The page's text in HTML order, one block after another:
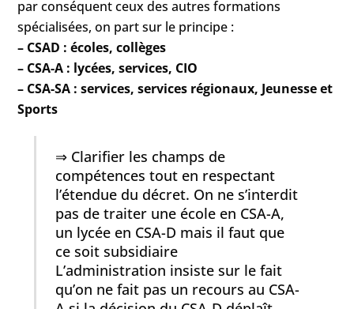
par conséquent ceux des autres formations
spécialisées, on part sur le principe :
– CSAD : écoles, collèges
– CSA-A : lycées, services, CIO
– CSA-SA : services, services régionaux, Jeunesse et
Sports
⇒ Clarifier les champs de
compétences tout en respectant
l’étendue du décret. On ne s’interdit
pas de traiter une école en CSA-A,
un lycée en CSA-D mais il faut que
ce soit subsidiaire
L’administration insiste sur le fait
qu’on ne fait pas un recours au CSA-